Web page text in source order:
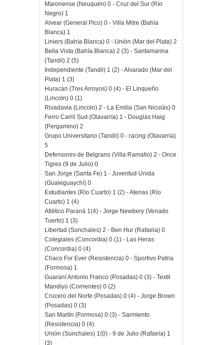
Maronense (Neuquén) 0 - Cruz del Sur (Río
Negro) 1
Alvear (General Pico) 0 - Villa Mitre (Bahía
Blanca) 1
Liniers (Bahía Blanca) 0 - Unión (Mar del Plata) 2
Bella Vista (Bahía Blanca) 2 (3) - Santamarina
(Tandil) 2 (5)
Independiente (Tandil) 1 (2) - Alvarado (Mar del
Plata) 1 (3)
Huracán (Tres Arroyos) 0 (4) - El Linqueño
(Lincoln) 0 (1)
Rivadavia (Lincoln) 2 - La Emilia (San Nicolás) 0
Ferro Carril Sud (Olavarría) 1 - Douglas Haig
(Pergamino) 2
Grupo Universitario (Tandil) 0 - racing (Olavarría)
5
Defensores de Belgrano (Villa Ramallo) 2 - Once
Tigres (9 de Julio) 0
San Jorge (Santa Fe) 1 - Juventud Unida
(Gualeguaychí) 0
Estudiantes (Río Cuarto) 1 (2) - Atenas (Río
Cuarto) 1 (4)
Atlético Paraná 1(4) - Jorge Newbery (Venado
Tuerto) 1 (3)
Libertad (Sunchales) 2 - Ben Hur (Rafaela) 0
Colegiales (Concordia) 0 (1) - Las Heras
(Concordia) 0 (4)
Chaco For Ever (Resistencia) 0 - Sportivo Patria
(Formosa) 1
Guaraní Antonio Franco (Posadas) 0 (3) - Textil
Mandiyú (Corrientes) 0 (2)
Crucero del Norte (Posadas) 0 (4) - Jorge Brown
(Posadas) 0 (3)
San Martín (Formosa) 0 (3) - Sarmiento
(Resistencia) 0 (4)
Unión (Sunchales) 1(0) - 9 de Julio (Rafaela) 1
(3)